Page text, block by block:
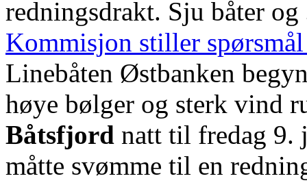
redningsdrakt. Sju båter og
Kommisjon stiller
Linebåten Østbanken
høye bølger og sterk vind
Båtsfjord natt til fredag 9.
måtte svømme til en